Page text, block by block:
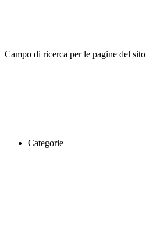
Campo di ricerca per le pagine del sito
Categorie